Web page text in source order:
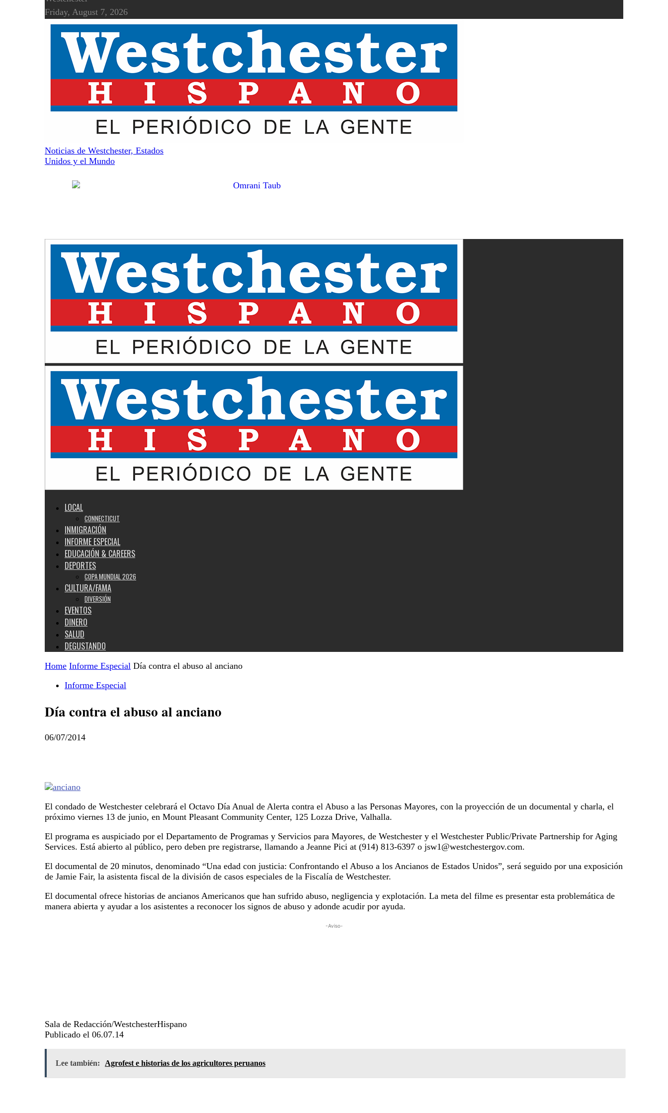
Friday, August 7, 2026
Noticias de Westchester, Estados
Unidos y el Mundo
LOCAL
CONNECTICUT
INMIGRACIÓN
INFORME ESPECIAL
EDUCACIÓN & CAREERS
DEPORTES
COPA MUNDIAL 2026
CULTURA/FAMA
DIVERSIÓN
EVENTOS
DINERO
SALUD
DEGUSTANDO
Home Informe Especial Día contra el abuso al anciano
Informe Especial
Día contra el abuso al anciano
06/07/2014
El condado de Westchester celebrará el Octavo Día Anual de Alerta contra el Abuso a las Personas Mayores, con la proyección de un documental y charla, el
próximo viernes 13 de junio, en Mount Pleasant Community Center, 125 Lozza Drive, Valhalla.
El programa es auspiciado por el Departamento de Programas y Servicios para Mayores, de Westchester y el Westchester Public/Private Partnership for Aging
Services. Está abierto al público, pero deben pre registrarse, llamando a Jeanne Pici at (914) 813-6397 o jsw1@westchestergov.com.
El documental de 20 minutos, denominado “Una edad con justicia: Confrontando el Abuso a los Ancianos de Estados Unidos”, será seguido por una exposición
de Jamie Fair, la asistenta fiscal de la división de casos especiales de la Fiscalía de Westchester.
El documental ofrece historias de ancianos Americanos que han sufrido abuso, negligencia y explotación. La meta del filme es presentar esta problemática de
manera abierta y ayudar a los asistentes a reconocer los signos de abuso y adonde acudir por ayuda.
-Aviso-
Sala de Redacción/WestchesterHispano
Publicado el 06.07.14
Lee también: Agrofest e historias de los agricultores peruanos